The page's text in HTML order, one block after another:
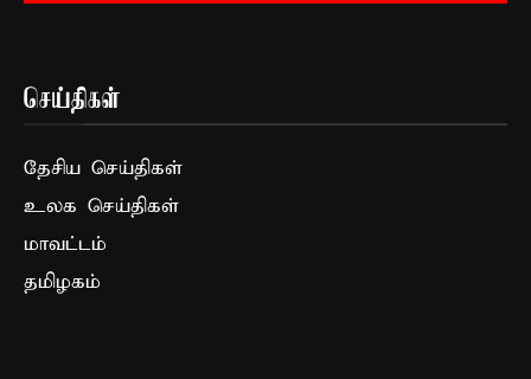
செய்திகள்
தேசிய செய்திகள்
உலக செய்திகள்
மாவட்டம்
தமிழகம்